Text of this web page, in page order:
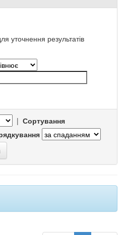
уточнення результатів
| Сортування